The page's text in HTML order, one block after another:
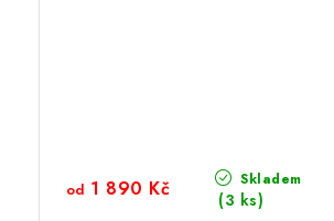
Skladem
(3 ks)
od 1 890 Kč